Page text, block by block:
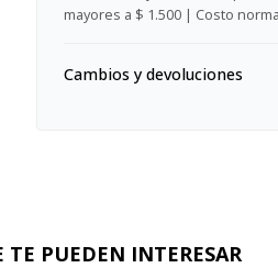
mayores a $ 1.500 | Costo
Cambios y devoluciones
TE PUEDEN INTERESAR